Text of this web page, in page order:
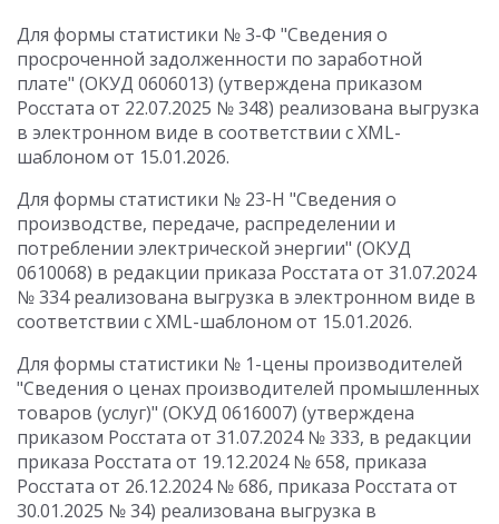
Для формы статистики № 3-Ф "Сведения о
просроченной задолженности по заработной
плате" (ОКУД 0606013) (утверждена приказом
Росстата от 22.07.2025 № 348) реализована выгрузка
в электронном виде в соответствии с XML-
шаблоном от 15.01.2026.
Для формы статистики № 23-Н "Сведения о
производстве, передаче, распределении и
потреблении электрической энергии" (ОКУД
0610068) в редакции приказа Росстата от 31.07.2024
№ 334 реализована выгрузка в электронном виде в
соответствии с XML-шаблоном от 15.01.2026.
Для формы статистики № 1-цены производителей
"Сведения о ценах производителей промышленных
товаров (услуг)" (ОКУД 0616007) (утверждена
приказом Росстата от 31.07.2024 № 333, в редакции
приказа Росстата от 19.12.2024 № 658, приказа
Росстата от 26.12.2024 № 686, приказа Росстата от
30.01.2025 № 34) реализована выгрузка в